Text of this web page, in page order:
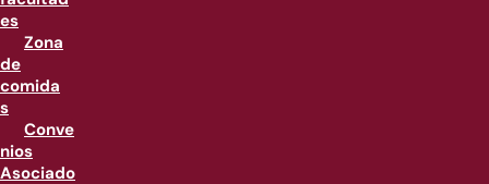
es
Zona
de
comida
s
Conve
nios
Asociado